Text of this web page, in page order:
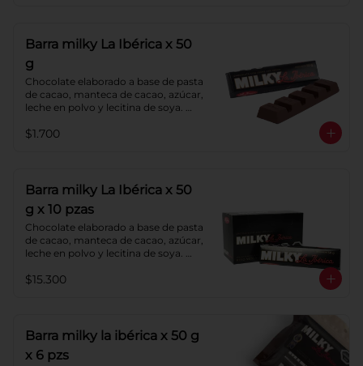
Barra milky La Ibérica x 50
g
Chocolate elaborado a base de pasta
de cacao, manteca de cacao, azúcar,
leche en polvo y lecitina de soya.
$1.700
Barra milky La Ibérica x 50
g x 10 pzas
Chocolate elaborado a base de pasta
de cacao, manteca de cacao, azúcar,
leche en polvo y lecitina de soya.
$15.300
Barra milky la ibérica x 50 g
x 6 pzs